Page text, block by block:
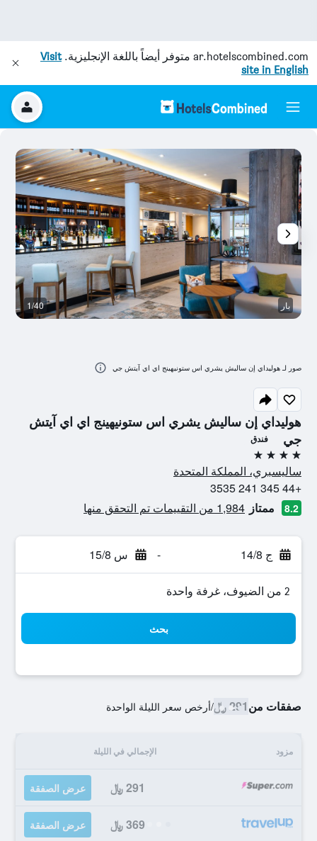
ar.hotelscombined.com متوفر أيضاً باللغة الإنجليزية.Visit
site in English
هوليداي إن ساليش يشري اس ستونيهينج اي اي آيتش
جي
فندق
4 نجوم
ساليسبري، المملكة المتحدة
+44 345 241 3535
8.2 ممتاز 1,984 من التقييمات تم التحقق منها
ج 14/8 - س 15/8
2 من الضيوف، غرفة واحدة
بحث
صفقات من291 ﷼ /أرخص سعر الليلة الواحدة
مزود الإجمالي في الليلة
291 ﷼ عرض الصفقة
369 ﷼ عرض الصفقة
بار 1/40
صور لـ هوليداي إن ساليش يشري اس ستونيهينج اي اي آيتش جي